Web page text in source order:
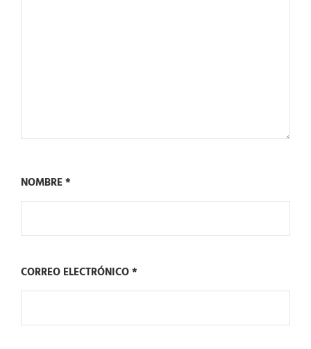
NOMBRE*
CORREO ELECTRÓNICO*